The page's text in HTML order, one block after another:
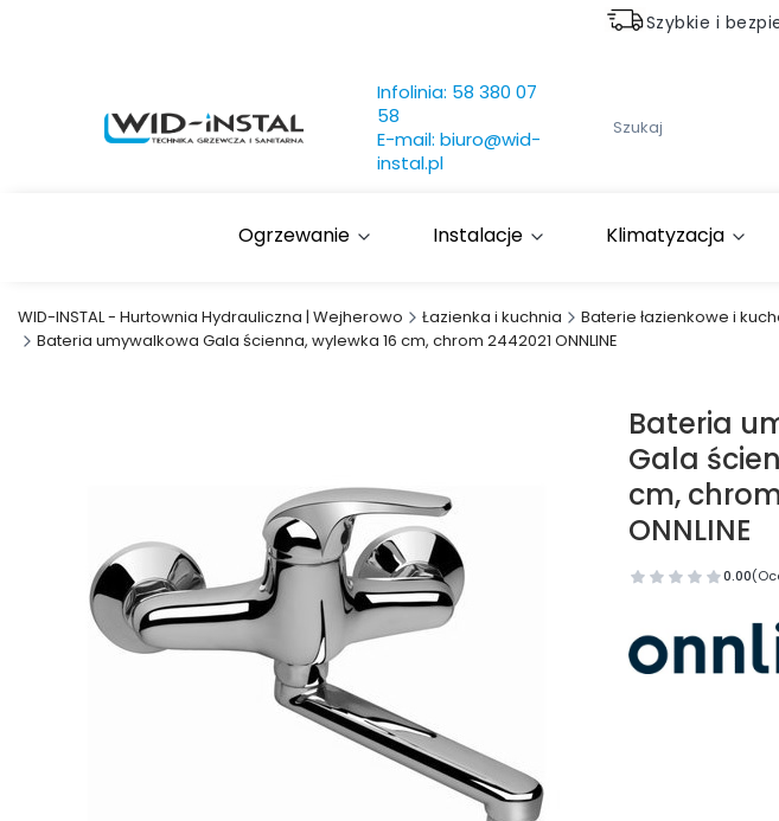
Szybkie i
Infolinia: 58 380 07
58
E-mail: biuro@wid-
instal.pl
Ogrzewanie Instalacje Klimatyzacja
WID-INSTAL - Hurtownia Hydrauliczna | Wejherowo Łazienka i kuchnia Baterie łazienkowe i
Bateria umywalkowa Gala ścienna, wylewka 16 cm, chrom 2442021 ONNLINE
Bateria
Gala
cm,
ONNLINE
0.00